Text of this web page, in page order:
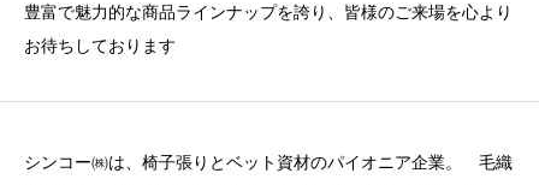
豊富で魅力的な商品ラインナップを誇り、皆様のご来場を心より
お待ちしております
シンコー㈱は、椅子張りとベット資材のパイオニア企業。 毛織